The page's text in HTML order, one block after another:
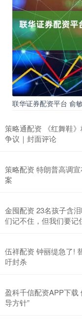
联华证券配资平台 俞
策略通配资 《红舞鞋
争议｜封面评论
策略配资 特朗普高调
案
金囤配资 23名孩子含
们记不住，但我们要记
伍祥配资 钟丽缇急了!
吁封杀
盈科千信配资APP下载
导方针”